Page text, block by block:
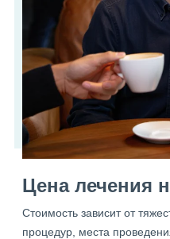
Цена лечения
Стоимость зависит от
процедур, места